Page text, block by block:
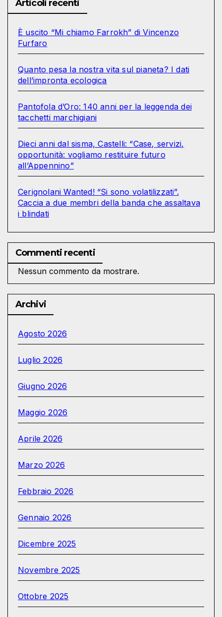
Articoli recenti
È uscito “Mi chiamo Farrokh” di Vincenzo
Furfaro
Quanto pesa la nostra vita sul pianeta? I dati
dell’impronta ecologica
Pantofola d’Oro: 140 anni per la leggenda dei
tacchetti marchigiani
Dieci anni dal sisma, Castelli: “Case, servizi,
opportunità: vogliamo restituire futuro
all’Appennino”
Cerignolani Wanted! “Si sono volatilizzati”.
Caccia a due membri della banda che assaltava
i blindati
Commenti recenti
Nessun commento da mostrare.
Archivi
Agosto 2026
Luglio 2026
Giugno 2026
Maggio 2026
Aprile 2026
Marzo 2026
Febbraio 2026
Gennaio 2026
Dicembre 2025
Novembre 2025
Ottobre 2025